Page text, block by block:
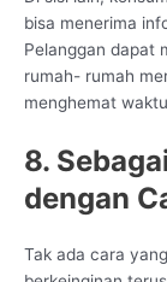
bisa menerima
Pelanggan dapat
rumah- rumah
menghemat
8.
dengan
Tak ada cara